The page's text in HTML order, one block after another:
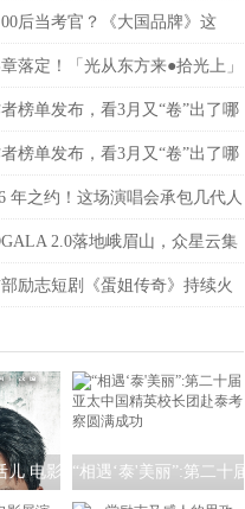
伯贤、RIIZE、BILLKIN、PP
后当考官？《大国品牌》这
秀，让企业家“集体破防”
落定！「光从东方来●拾光上」
日
榜单发布，看3月又“卷”出了哪
榜单发布，看3月又“卷”出了哪
年之约！这场演唱会承包几代人
2.0落地峨眉山，众星云集
约励志短剧《蛋姐传奇》持续火
新纪录，见证本土力量
儿 电影
“相遇‘泰'美丽”:第二十届